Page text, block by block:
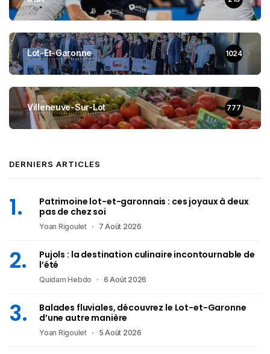
Lot-Et-Garonne 1024
Villeneuve-Sur-Lot 777
DERNIERS ARTICLES
Patrimoine lot-et-garonnais : ces joyaux à deux
pas de chez soi
Yoan Rigoulet 7 Août 2026
Pujols : la destination culinaire incontournable de
l’été
Quidam Hebdo 6 Août 2026
Balades fluviales, découvrez le Lot-et-Garonne
d’une autre manière
Yoan Rigoulet 5 Août 2026